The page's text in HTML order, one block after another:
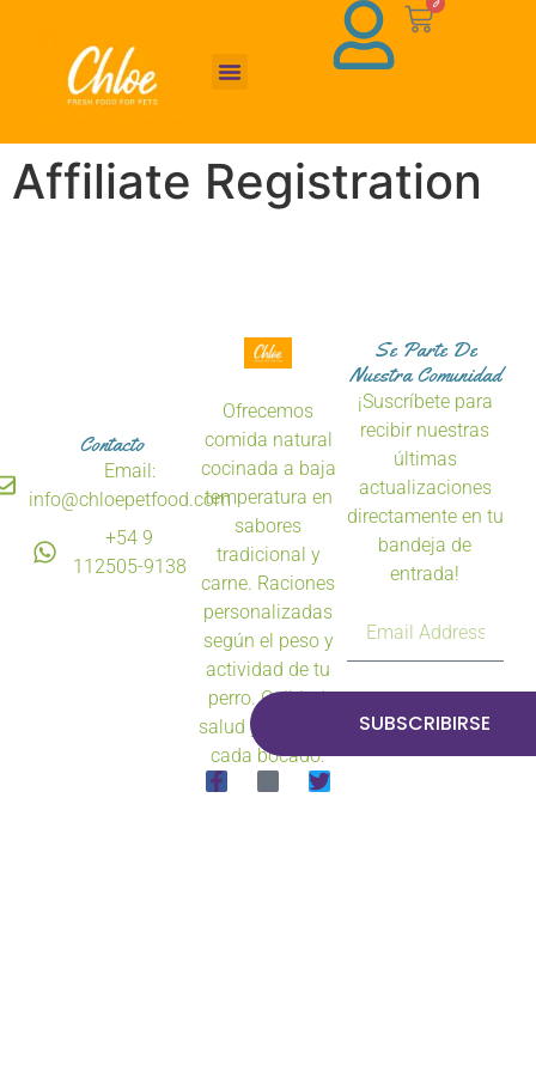
Affiliate Registration
Ofrecemos
comida natural
cocinada a baja
temperatura en
sabores
tradicional y
carne. Raciones
personalizadas
según el peso y
actividad de tu
perro. Calidad,
salud y sabor en
cada bocado.
Contacto
Email:
info@chloepetfood.com
+54 9
112505-9138
Se Parte De
Nuestra Comunidad
¡Suscríbete para
recibir nuestras
últimas
actualizaciones
directamente en tu
bandeja de
entrada!
SUBSCRIBIRSE